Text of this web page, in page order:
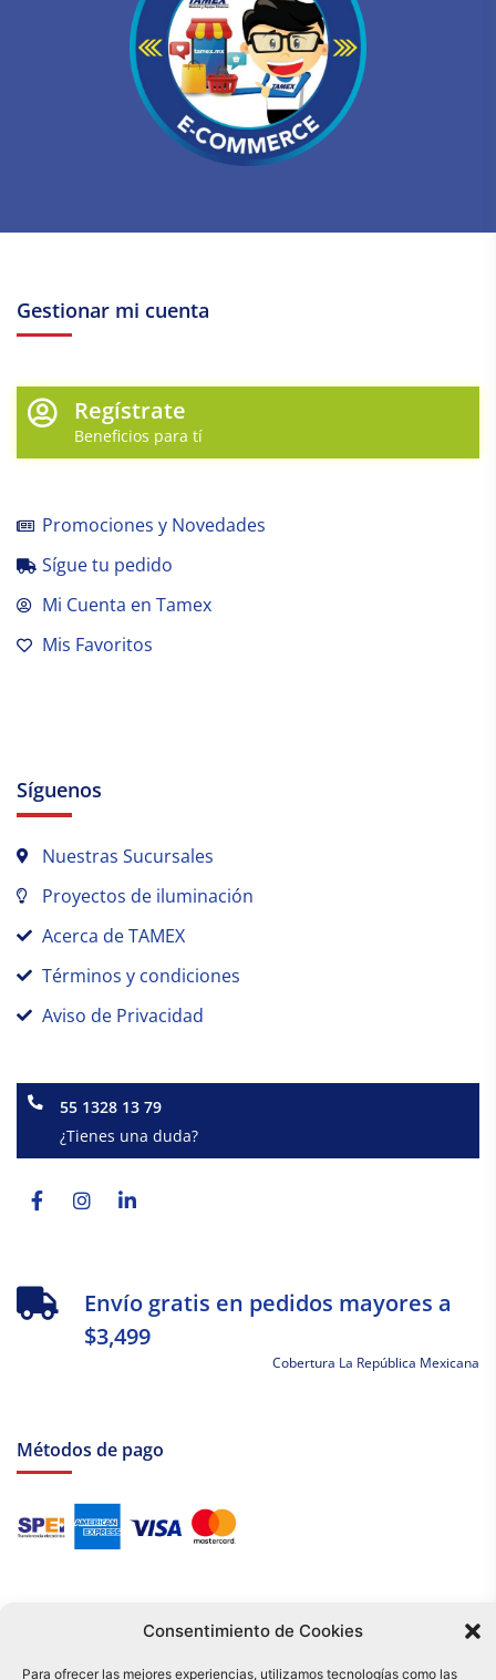
Consentimiento de Cookies
Para ofrecer las mejores experiencias, utilizamos tecnologías como las
Gestionar mi cuenta
Regístrate
Beneficios para tí
Promociones y Novedades
Sígue tu pedido
Mi Cuenta en Tamex
Mis Favoritos
Síguenos
Nuestras Sucursales
Proyectos de iluminación
Acerca de TAMEX
Términos y condiciones
Aviso de Privacidad
55 1328 13 79
¿Tienes una duda?
Facebook-
f
Instagram
Linkedin-
Envío gratis en pedidos mayores a
$3,499
Cobertura La República Mexicana
Métodos de pago